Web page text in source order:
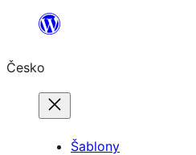
Přeskočit
obsah
Česko
Šablony